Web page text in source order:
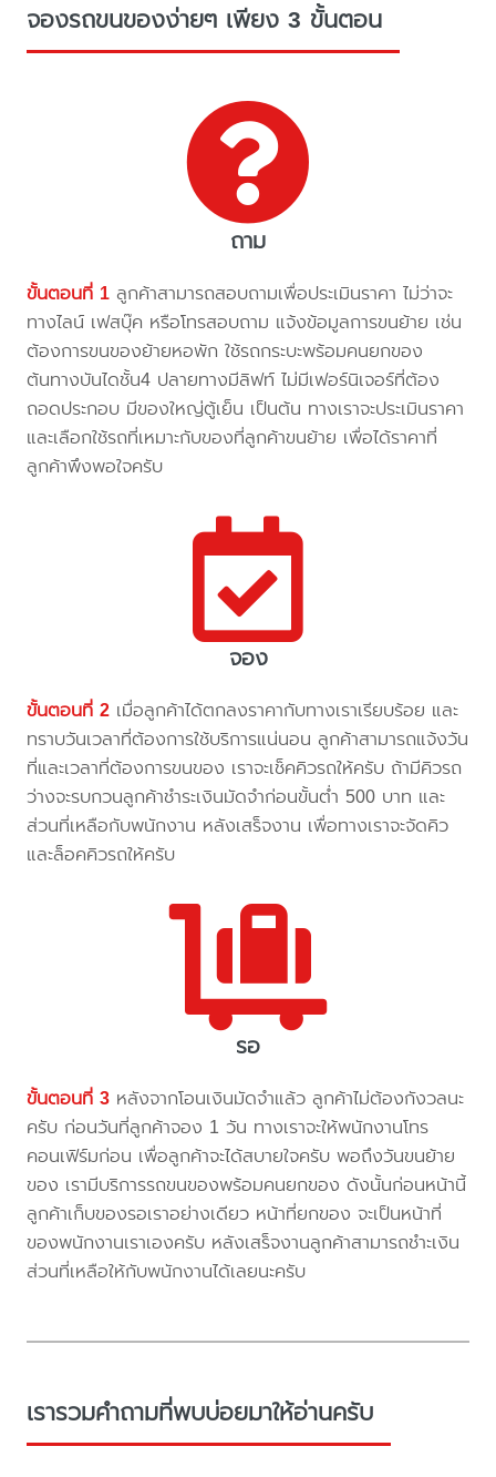
จองรถขนของง่ายๆ เพียง 3 ขั้นตอน
ถาม
ขั้นตอนที่ 1 ลูกค้าสามารถสอบถามเพื่อประเมินราคา ไม่ว่าจะ
ทางไลน์ เฟสบุ๊ค หรือโทรสอบถาม แจ้งข้อมูลการขนย้าย เช่น
ต้องการขนของย้ายหอพัก ใช้รถกระบะพร้อมคนยกของ
ต้นทางบันไดชั้น4 ปลายทางมีลิฟท์ ไม่มีเฟอร์นิเจอร์ที่ต้อง
ถอดประกอบ มีของใหญ่ตู้เย็น เป็นต้น ทางเราจะประเมินราคา
และเลือกใช้รถที่เหมาะกับของที่ลูกค้าขนย้าย เพื่อได้ราคาที่
ลูกค้าพึงพอใจครับ
จอง
ขั้นตอนที่ 2 เมื่อลูกค้าได้ตกลงราคากับทางเราเรียบร้อย และ
ทราบวันเวลาที่ต้องการใช้บริการแน่นอน ลูกค้าสามารถแจ้งวัน
ที่และเวลาที่ต้องการขนของ เราจะเช็คคิวรถให้ครับ ถ้ามีคิวรถ
ว่างจะรบกวนลูกค้าชำระเงินมัดจำก่อนขั้นต่ำ 500 บาท และ
ส่วนที่เหลือกับพนักงาน หลังเสร็จงาน เพื่อทางเราจะจัดคิว
และล็อคคิวรถให้ครับ
รอ
ขั้นตอนที่ 3 หลังจากโอนเงินมัดจำแล้ว ลูกค้าไม่ต้องกังวลนะ
ครับ ก่อนวันที่ลูกค้าจอง 1 วัน ทางเราจะให้พนักงานโทร
คอนเฟิร์มก่อน เพื่อลูกค้าจะได้สบายใจครับ พอถึงวันขนย้าย
ของ เรามีบริการรถขนของพร้อมคนยกของ ดังนั้นก่อนหน้านี้
ลูกค้าเก็บของรอเราอย่างเดียว หน้าที่ยกของ จะเป็นหน้าที่
ของพนักงานเราเองครับ หลังเสร็จงานลูกค้าสามารถชำะเงิน
ส่วนที่เหลือให้กับพนักงานได้เลยนะครับ
เรารวมคำถามที่พบบ่อยมาให้อ่านครับ